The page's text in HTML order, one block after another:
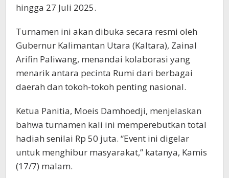
hingga 27 Juli 2025.
Turnamen ini akan dibuka secara resmi oleh
Gubernur Kalimantan Utara (Kaltara), Zainal
Arifin Paliwang, menandai kolaborasi yang
menarik antara pecinta Rumi dari berbagai
daerah dan tokoh-tokoh penting nasional.
Ketua Panitia, Moeis Damhoedji, menjelaskan
bahwa turnamen kali ini memperebutkan total
hadiah senilai Rp 50 juta. “Event ini digelar
untuk menghibur masyarakat,” katanya, Kamis
(17/7) malam.